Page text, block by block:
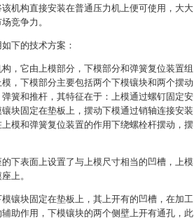
机构直接安装在普通压力机上便可使用，大大
竞争力。
下的技术方案：
，它由上模部分，下模部分和弹簧复位装置组
，下模部分主要包括两个下模镶块和两个摆动
簧和推杆，其特征在于：上模通过螺钉固定安
块固定在垫板上，摆动下模通过销轴连接安装
模和弹簧复位装置的作用下绕螺栓杆摆动，摆
下表面上设置了与上模尺寸相当的凹槽，上模
上。
镶块固定在垫板上，其上开有的凹槽，在加工
助作用，下模镶块的两个侧壁上开有通孔，此